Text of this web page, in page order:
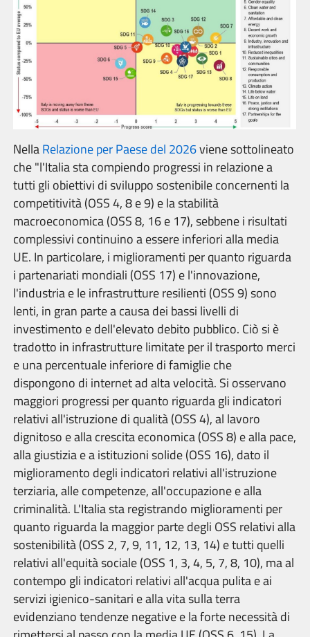
NellaRelazione per Paese del 2026viene sottolineato
che "l'Italia sta compiendo progressi in relazione a
tutti gli obiettivi di sviluppo sostenibile concernenti la
competitività (OSS 4, 8 e 9) e la stabilità
macroeconomica (OSS 8, 16 e 17), sebbene i risultati
complessivi continuino a essere inferiori alla media
UE. In particolare, i miglioramenti per quanto riguarda
i partenariati mondiali (OSS 17) e l'innovazione,
l'industria e le infrastrutture resilienti (OSS 9) sono
lenti, in gran parte a causa dei bassi livelli di
investimento e dell'elevato debito pubblico. Ciò si è
tradotto in infrastrutture limitate per il trasporto merci
e una percentuale inferiore di famiglie che
dispongono di internet ad alta velocità. Si osservano
maggiori progressi per quanto riguarda gli indicatori
relativi all'istruzione di qualità (OSS 4), al lavoro
dignitoso e alla crescita economica (OSS 8) e alla pace,
alla giustizia e a istituzioni solide (OSS 16), dato il
miglioramento degli indicatori relativi all'istruzione
terziaria, alle competenze, all'occupazione e alla
criminalità. L'Italia sta registrando miglioramenti per
quanto riguarda la maggior parte degli OSS relativi alla
sostenibilità (OSS 2, 7, 9, 11, 12, 13, 14) e tutti quelli
relativi all'equità sociale (OSS 1, 3, 4, 5, 7, 8, 10), ma al
contempo gli indicatori relativi all'acqua pulita e ai
servizi igienico-sanitari e alla vita sulla terra
evidenziano tendenze negative e la forte necessità di